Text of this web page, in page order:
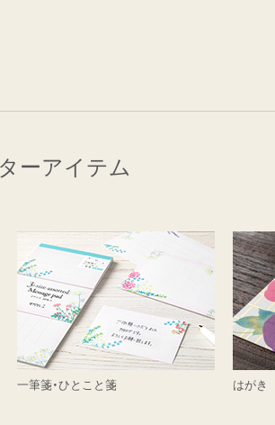
ーアイテム
一筆箋・ひとこと箋 はがき